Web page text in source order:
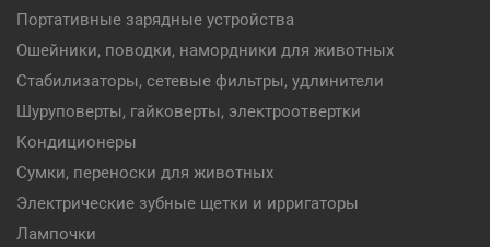
Портативные зарядные устройства
Ошейники, поводки, намордники для животных
Стабилизаторы, сетевые фильтры, удлинители
Шуруповерты, гайковерты, электроотвертки
Кондиционеры
Сумки, переноски для животных
Электрические зубные щетки и ирригаторы
Лампочки